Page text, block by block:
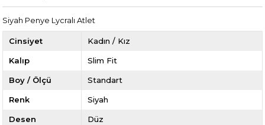
Siyah Penye Lycralı Atlet
Cinsiyet Kadın / Kız
Kalıp Slim Fit
Boy / Ölçü Standart
Renk Siyah
Desen Düz